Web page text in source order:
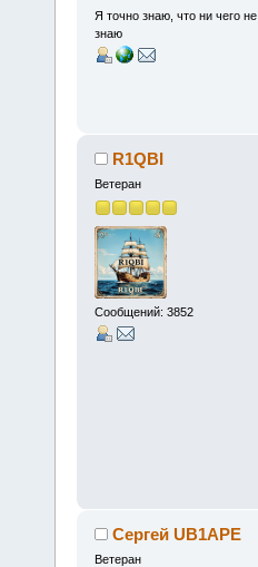
Я точно знаю, что ни чего не
знаю
R1QBI
Ветеран
Сообщений: 3852
Сергей UB1APE
Ветеран